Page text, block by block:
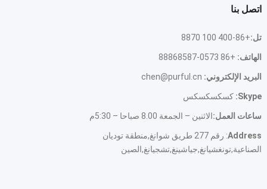
اتصل بنا
تل:+86-400 100 8870
الهاتف: +86 0573-88868587
البريد الإلكتروني: chen@purful.cn
Skype: كسكسكسكس
ساعات العمل:الاثنين – الجمعة 8.00 صباحا – 5:30م
Address
: رقم 277 طريق شوانغ,منطقة توديان
الصناعية,تونغشيانغ,جياشينغ,تشجيانغ,الصين